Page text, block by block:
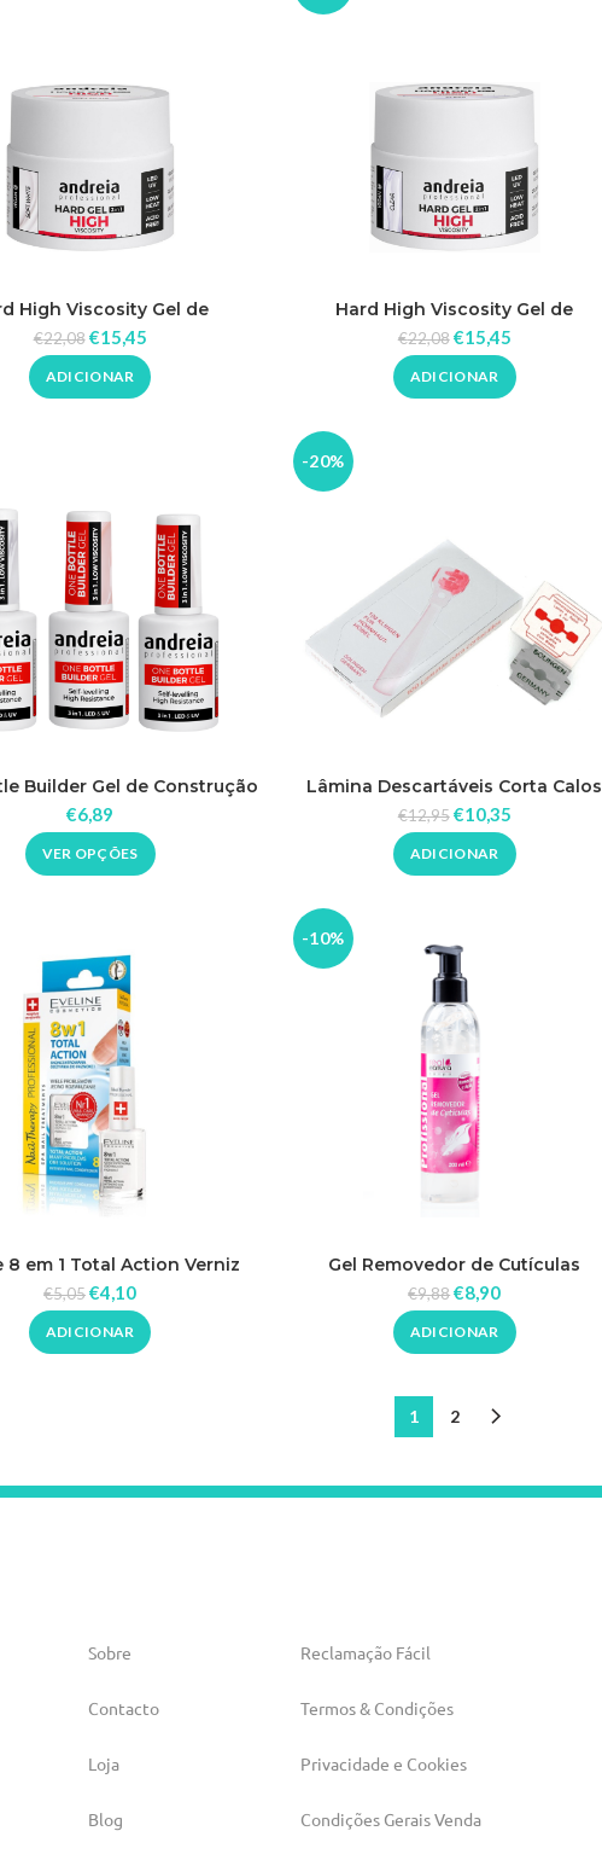
High Viscosity Gel de
– Soft White – Andreia
Professional
€22,08 €15,45
ADICIONAR
Hard High Viscosity Gel de
Construção – Clear – Andreia
Professional
€22,08 €15,45
ADICIONAR
Builder Gel de Construção
Professional 14ml
€6,89
VER OPÇÕES
-20%
Lâmina Descartáveis Corta Calos
€12,95 €10,35
ADICIONAR
8 em 1 Total Action Verniz
€5,05€4,10
ADICIONAR
-10%
Gel Removedor de Cutículas
€9,88 €8,90
ADICIONAR
1 2
Sobre
Contacto
Loja
Blog
Reclamação Fácil
Termos & Condições
Privacidade e Cookies
Condições Gerais Venda